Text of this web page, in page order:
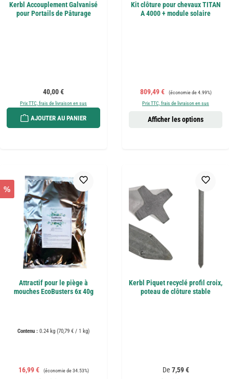
Kerbl Accouplement Galvanisé
pour Portails de Pâturage
Prix régulier :
40,00 €
Prix TTC, frais de livraison en sus
AJOUTER AU PANIER
Kit clôture pour chevaux TITAN
A 4000 + module solaire
Prix de vente :
809,49 € Prix régulier :
(économie de 4.99%)
Prix TTC, frais de livraison en sus
Afficher les options
%
Attractif pour le piège à
mouches EcoBusters 6x 40g
Contenu : 0.24 kg (70,79 € / 1 kg)
Prix de vente :
16,99 € Prix régulier :
(économie de 34.53%)
Kerbl Piquet recyclé profil croix,
poteau de clôture stable
Prix régulier :
De 7,59 €